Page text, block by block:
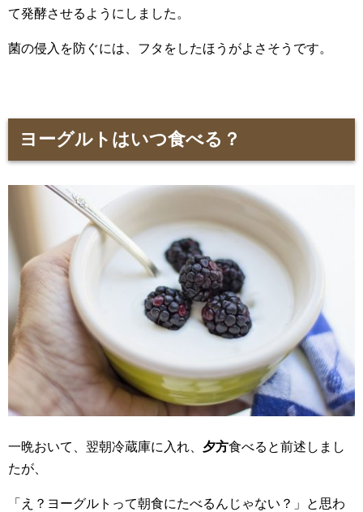
て発酵させるようにしました。
菌の侵入を防ぐには、フタをしたほうがよさそうです。
ヨーグルトはいつ食べる？
一晩おいて、翌朝冷蔵庫に入れ、 夕方食べると前述しまし
たが、
「え？ヨーグルトって朝食にたべるんじゃない？」と思わ